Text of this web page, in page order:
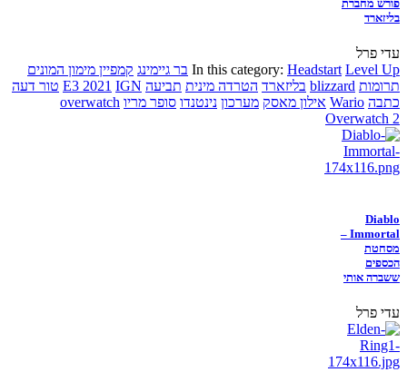
פורש מחברת
בליזארד
עדי פרל
In this category: Headstart Level Up בר גיימינג קמפיין מימון המונים
תרומות blizzard בליזארד הטרדה מינית תביעה E3 2021 IGN
טור דעה
כתבה Wario אילון מאסק מערכון נינטנדו סופר מריו overwatch
Overwatch 2
Diablo
Immortal –
מסחטת
הכספים
ששברה אותי
עדי פרל